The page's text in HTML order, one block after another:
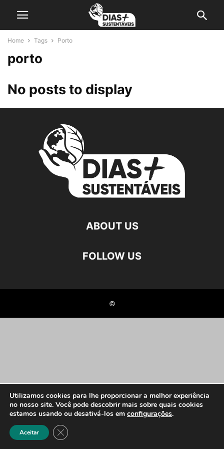
Home Tags Porto
porto
No posts to display
ABOUT US
FOLLOW US
©
Utilizamos cookies para lhe proporcionar a melhor experiência
no nosso site. Você pode descobrir mais sobre quais cookies
estamos usando ou desativá-los em configurações.
Aceitar Close GDPR Cookie Banner